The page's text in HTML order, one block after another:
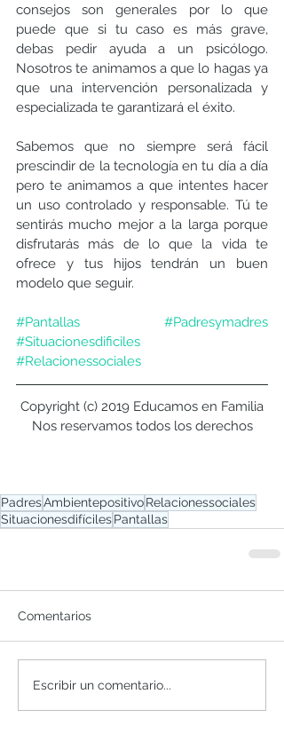
consejos son generales por lo que
puede que si tu caso es más grave,
debas pedir ayuda a un psicólogo.
Nosotros te animamos a que lo hagas ya
que una intervención personalizada y
especializada te garantizará el éxito.
Sabemos que no siempre será fácil
prescindir de la tecnología en tu día a día
pero te animamos a que intentes hacer
un uso controlado y responsable. Tú te
sentirás mucho mejor a la larga porque
disfrutarás más de lo que la vida te
ofrece y tus hijos tendrán un buen
modelo que seguir.
#Pantallas
#Padresymadres
#Situacionesdificiles
#Relacionessociales
Copyright (c) 2019 Educamos en Familia
Nos reservamos todos los derechos
PadresAmbientepositivoRelacionessociales
SituacionesdifícilesPantallas
Comentarios
Escribir un comentario...